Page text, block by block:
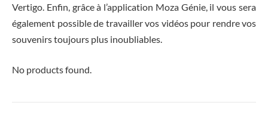
Vertigo. Enfin, grâce à l’application Moza Génie, il vous sera
également possible de travailler vos vidéos pour rendre vos
souvenirs toujours plus inoubliables.
No products found.